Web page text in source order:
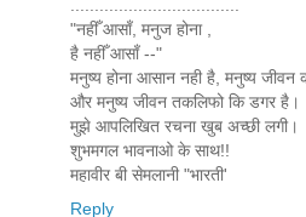
"नहीँ आसाँ, मनुज होना ,
है नहीँ आसाँ --"
मनुष्य होना आसान नही है, मनुष्य जीवन
और मनुष्य जीवन तकलिफो कि डगर है।
मुझे आपलिखित रचना खुब अच्छी लगी।
शुभमगल भावनाओ के साथ!!
महावीर बी सेमलानी "भारती'
Reply